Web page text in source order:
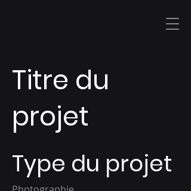
Titre du
projet
Type du projet